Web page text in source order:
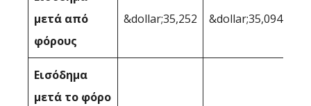
μετά από
φόρους
&dollar;35,252 &dollar;35,094
Εισόδημα
μετά το φόρο